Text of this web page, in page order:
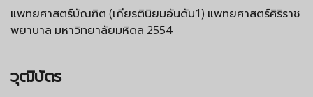
แพทยศาสตร์บัณฑิต (เกียรตินิยมอันดับ1) แพทยศาสตร์ศิริราช
พยาบาล มหาวิทยาลัยมหิดล 2554
วุฒิบัตร